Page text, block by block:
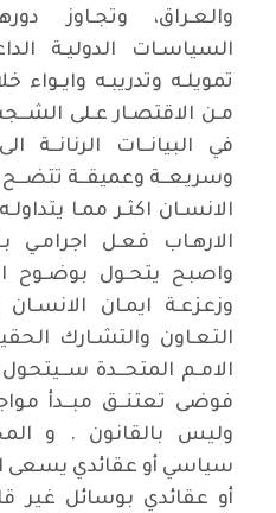
والعـراق، وتجـاوز
السياسـات الدوليـة
تمويلـه وتدريبـه وايـواء
مـن الاقتصـار عـلى
في البيانــات الرنانــة
وسريعــة وعميقــة تتضــح
الانسـان اكثـر ممـا
الارهـاب فعـل اجرامـي
واصبح يتحـول بوضـوح
وزعزعـة ايمـان
التعـاون والتشـارك
الامـم المتحــدة
فوضى تعتنــق مبــدأ
وليس بالقانون . و
سياسي أو عقائدي
أو عقائدي بوسائل غير